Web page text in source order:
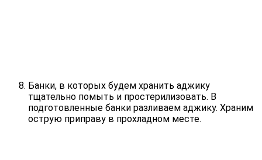
Банки, в которых будем хранить аджику
тщательно помыть и простерилизовать. В
подготовленные банки разливаем аджику. Храним
острую приправу в прохладном месте.